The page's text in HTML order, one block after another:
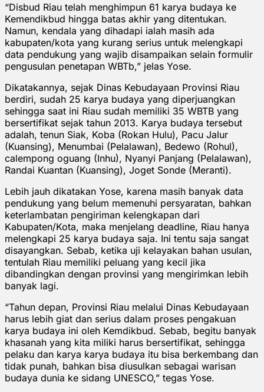
“Disbud Riau telah menghimpun 61 karya budaya ke
Kemendikbud hingga batas akhir yang ditentukan.
Namun, kendala yang dihadapi ialah masih ada
kabupaten/kota yang kurang serius untuk melengkapi
data pendukung yang wajib disampaikan selain formulir
pengusulan penetapan WBTb,” jelas Yose.
Dikatakannya, sejak Dinas Kebudayaan Provinsi Riau
berdiri, sudah 25 karya budaya yang diperjuangkan
sehingga saat ini Riau sudah memiliki 35 WBTB yang
bersertifikat sejak tahun 2013. Karya budaya tersebut
adalah, tenun Siak, Koba (Rokan Hulu), Pacu Jalur
(Kuansing), Menumbai (Pelalawan), Bedewo (Rohul),
calempong oguang (Inhu), Nyanyi Panjang (Pelalawan),
Randai Kuantan (Kuansing), Joget Sonde (Meranti).
Lebih jauh dikatakan Yose, karena masih banyak data
pendukung yang belum memenuhi persyaratan, bahkan
keterlambatan pengiriman kelengkapan dari
Kabupaten/Kota, maka menjelang deadline, Riau hanya
melengkapi 25 karya budaya saja. Ini tentu saja sangat
disayangkan. Sebab, ketika uji kelayakan bahan usulan,
tentulah Riau memiliki peluang yang kecil jika
dibandingkan dengan provinsi yang mengirimkan lebih
banyak lagi.
“Tahun depan, Provinsi Riau melalui Dinas Kebudayaan
harus lebih giat dan serius dalam proses pengakuan
karya budaya ini oleh Kemdikbud. Sebab, begitu banyak
khasanah yang kita miliki harus bersertifikat, sehingga
pelaku dan karya karya budaya itu bisa berkembang dan
tidak punah, bahkan bisa diusulkan sebagai warisan
budaya dunia ke sidang UNESCO,” tegas Yose.